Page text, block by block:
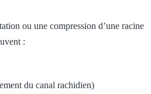
ou une compression d’une racine
:
du canal rachidien)